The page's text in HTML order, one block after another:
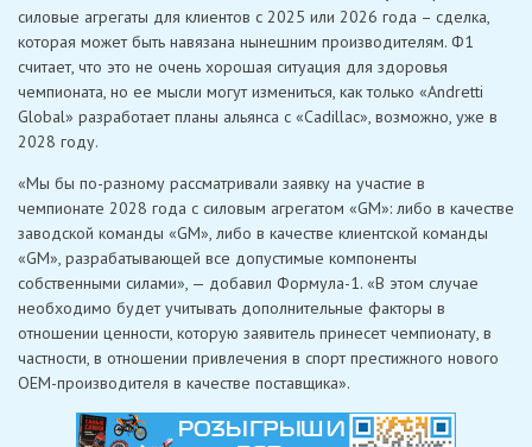
силовые агрегаты для клиентов с 2025 или 2026 года – сделка,
которая может быть навязана нынешним производителям. Ф1
считает, что это не очень хорошая ситуация для здоровья
чемпионата, но ее мысли могут измениться, как только «Andretti
Global» разработает планы альянса с «Cadillac», возможно, уже в
2028 году.
«Мы бы по-разному рассматривали заявку на участие в
чемпионате 2028 года с силовым агрегатом «GM»: либо в качестве
заводской команды «GM», либо в качестве клиентской команды
«GM», разрабатывающей все допустимые компоненты
собственными силами», — добавил Формула-1. «В этом случае
необходимо будет учитывать дополнительные факторы в
отношении ценности, которую заявитель принесет чемпионату, в
частности, в отношении привлечения в спорт престижного нового
OEM-производителя в качестве поставщика».